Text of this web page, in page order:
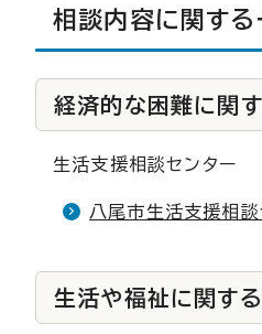
相談内容に関する
経済的な困難に関
生活支援相談センター
八尾市生活支援相談
生活や福祉に関す